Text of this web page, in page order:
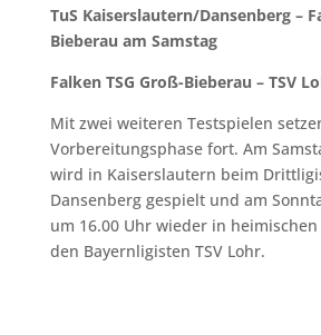
TuS Kaiserslautern/Dansenberg –
Bieberau am Samstag
Falken TSG Groß-Bieberau – TSV
Mit zwei weiteren Testspielen
Vorbereitungsphase fort. Am
wird in Kaiserslautern beim
Dansenberg gespielt und am
um 16.00 Uhr wieder in
den Bayernligisten TSV Lohr.